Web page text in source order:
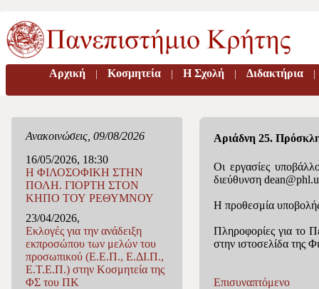
Αρχική Κοσμητεία H Σχολή Διδακτήρια
Ανακοινώσεις, 09/08/2026
16/05/2026, 18:30
Η ΦΙΛΟΣΟΦΙΚΗ ΣΤΗΝ
ΠΟΛΗ. ΓΙΟΡΤΗ ΣΤΟΝ
ΚΗΠΟ ΤΟΥ ΡΕΘΥΜΝΟΥ
23/04/2026,
Εκλογές για την ανάδειξη
εκπροσώπου των μελών του
προσωπικού (Ε.Ε.Π., Ε.ΔΙ.Π.,
Ε.Τ.Ε.Π.) στην Κοσμητεία της
ΦΣ του ΠΚ
Αριάδνη 25.
Οι εργασίες
διεύθυνση
Η προθεσμία
Πληροφορίες για το
στην ιστοσελίδα της
Eπισυναπτόμενο